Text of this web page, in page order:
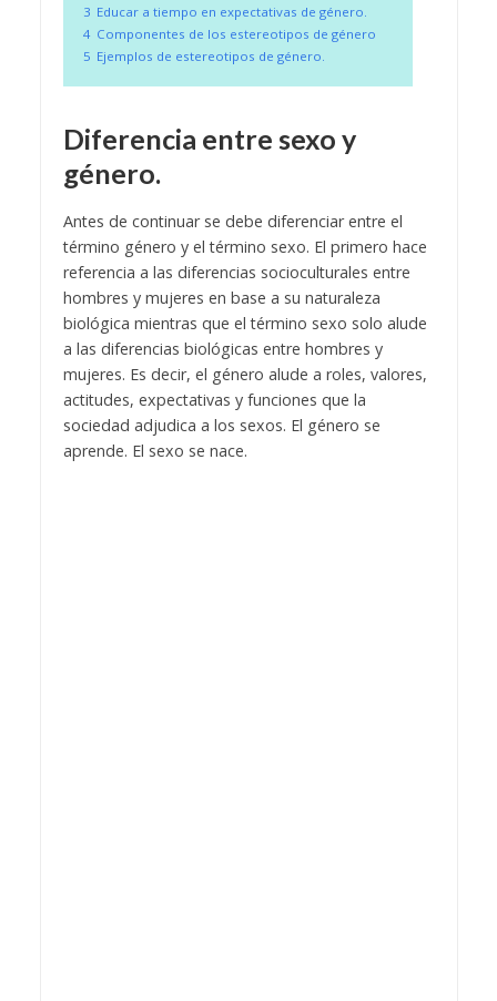
3 Educar a tiempo en expectativas de género.
4 Componentes de los estereotipos de género
5 Ejemplos de estereotipos de género.
Diferencia entre sexo y
género.
Antes de continuar se debe diferenciar entre el
término género y el término sexo. El primero hace
referencia a las diferencias socioculturales entre
hombres y mujeres en base a su naturaleza
biológica mientras que el término sexo solo alude
a las diferencias biológicas entre hombres y
mujeres. Es decir, el género alude a roles, valores,
actitudes, expectativas y funciones que la
sociedad adjudica a los sexos. El género se
aprende. El sexo se nace.